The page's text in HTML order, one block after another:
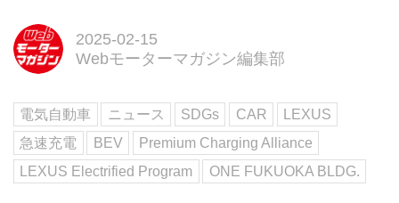
多くの空力パーツを装着すること
いるだろうか。
2025-02-15
Webモーターマガジン編集部
電気自動車 ニュース SDGs CAR
LEXUS
急速充電
BEV
Premium Charging Alliance
LEXUS Electrified Program
ONE FUKUOKA BLDG.